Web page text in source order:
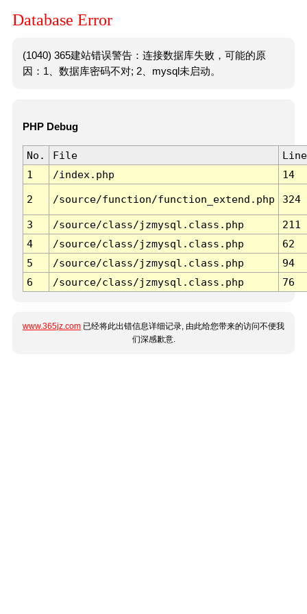
Database Error
(1040) 365建站错误警告：连接数据库失败，可能的原
因：1、数据库密码不对; 2、mysql未启动。
PHP Debug
No. File
Line
1
/index.php 14
2 /source/function/function_extend.php 324
3 /source/class/jzmysql.class.php
211
4
/source/class/jzmysql.class.php
62
5
/source/class/jzmysql.class.php
94
6
/source/class/jzmysql.class.php 76
www.365jz.com 已经将此出错信息详细记录, 由此给您带来的访问不便我
们深感歉意.